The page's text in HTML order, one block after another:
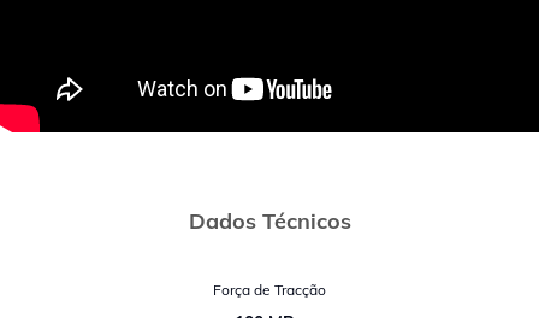
Dados Técnicos
Força de Tracção